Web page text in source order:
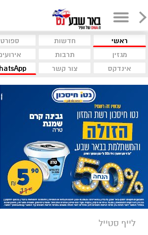
ראשי חדשות ספורט
מגזין
תרבות
אינדקס
צור קשר
לייף סטייל